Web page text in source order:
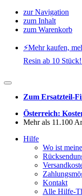
zur Navigation
zum Inhalt
zum Warenkorb
⚡️Mehr kaufen,
Resin ab 10 Stück!
Zum Ersatzteil-
Österreich:
Mehr als 11.100
Hilfe
Wo ist
Kontakt
Alle Hilfe-